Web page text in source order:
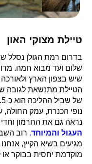
טיילת מצוקי האון
בדרום רמת הגולן נסלל
שלום ועד מבוא חמה.
שיש בצפון הארץ
נופי הכנרת, עמק החולה,
נראה גם את החרמון וחדי
העגול והמיוחד. רוב
מגיעים בשיא הקיץ,
מוקדמת יחסית בבוקר